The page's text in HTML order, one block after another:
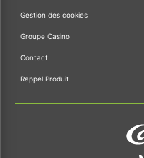
Gestion des cookies
Groupe Casino
Contact
Rappel Produit